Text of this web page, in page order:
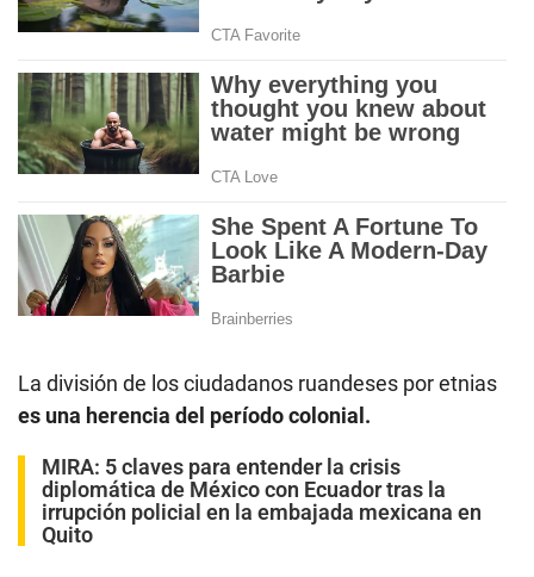
La división de los ciudadanos ruandeses por etnias
es una herencia del período colonial.
MIRA: 5 claves para entender la crisis
diplomática de México con Ecuador tras la
irrupción policial en la embajada mexicana en
Quito